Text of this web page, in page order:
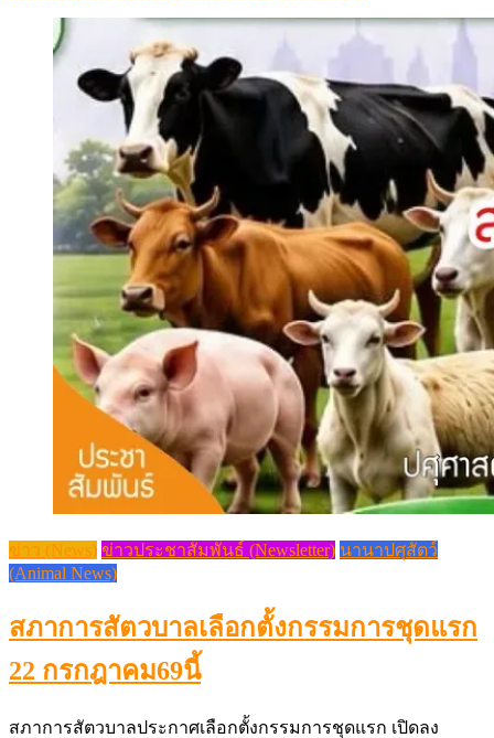
ข่าว (News) ข่าวประชาสัมพันธ์ (Newsletter) นานาปศุสัตว์
(Animal News)
สภาการสัตวบาลเลือกตั้งกรรมการชุดแรก
22 กรกฎาคม69นี้
สภาการสัตวบาลประกาศเลือกตั้งกรรมการชุดแรก เปิดลง